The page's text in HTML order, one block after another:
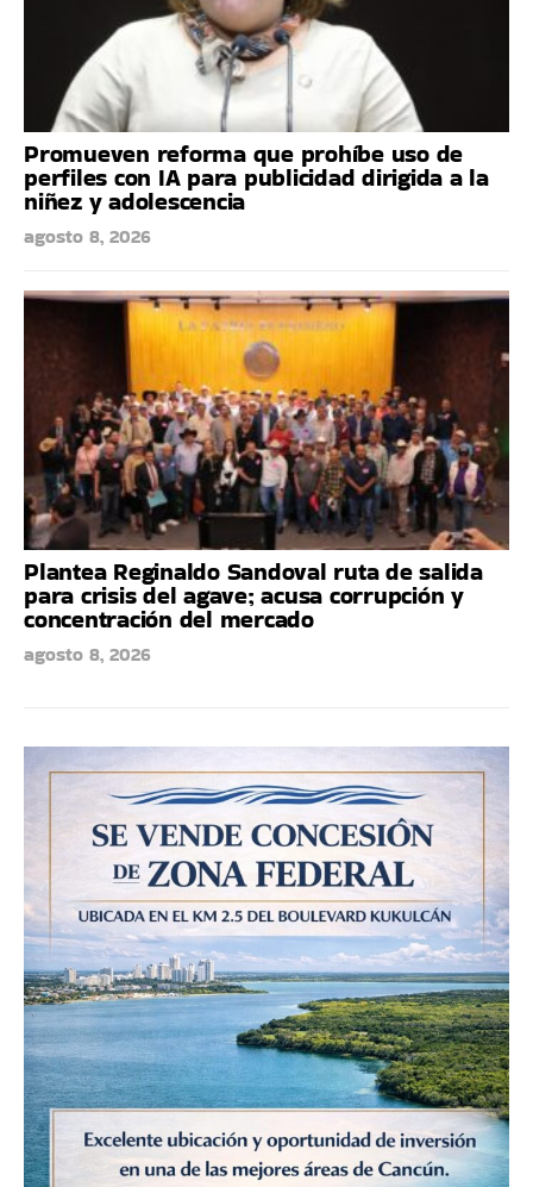
Promueven reforma que prohíbe uso de
perfiles con IA para publicidad dirigida a la
niñez y adolescencia
agosto 8, 2026
Plantea Reginaldo Sandoval ruta de salida
para crisis del agave; acusa corrupción y
concentración del mercado
agosto 8, 2026